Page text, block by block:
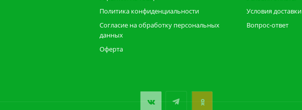
Политика конфиденциальности
Согласие на обработку персональных
данных
Оферта
Условия доставки
Вопрос-ответ